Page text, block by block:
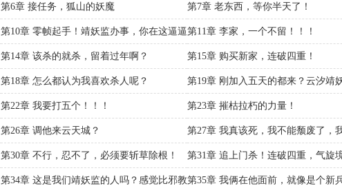
之境】！
第6章 接任务，狐山的妖魔 第7章 老东西，等你半天了！
第10章 零帧起手！靖妖监办事，你在这逼逼
赖赖的！
第11章 李家，一个不留！！！
第14章 该杀的就杀，留着过年啊？ 第15章 购买新家，连破四重！
第18章 怎么都认为我喜欢杀人呢？ 第19章 刚加入五天的都来？云汐靖
人了吗？
第22章 我要打五个！！！ 第23章 摧枯拉朽的力量！
第26章 调他来云天城？ 第27章 我真该死，我不能颓废了，
杀妖魔！
第30章 不行，忍不了，必须要斩草除根！ 第31章 追上门杀！连破四重，气旋
第34章 这是我们靖妖监的人吗？感觉比邪教第35章 我俩在他面前，就像是个新